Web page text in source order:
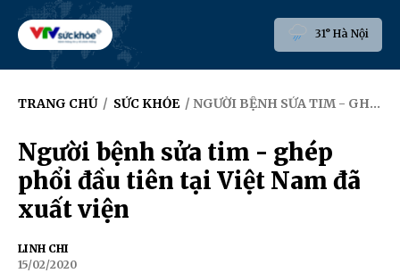
31° Hà Nội
TRANG CHỦ / SỨC KHỎE / NGƯỜI BỆNH SỬA TIM - GHÉP PHỔI ĐẦU TIÊN TẠI VIỆT NAM ĐÃ XUẤT VIỆN
Người bệnh sửa tim - ghép
phổi đầu tiên tại Việt Nam đã
xuất viện
LINH CHI
15/02/2020